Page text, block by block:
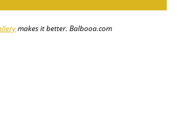
makes it better. Balbooa.com